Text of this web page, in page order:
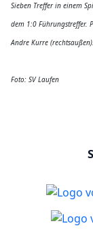
Sieben Treffer in einem
dem 1:0 Führungstreffer.
Andre Kurre (rechtsaußen).
Foto: SV Laufen